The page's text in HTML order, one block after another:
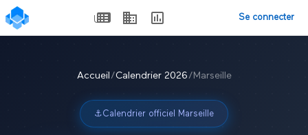
Se connecter
Accueil /Calendrier 2026/ Marseille
⚓Calendrier officiel Marseille